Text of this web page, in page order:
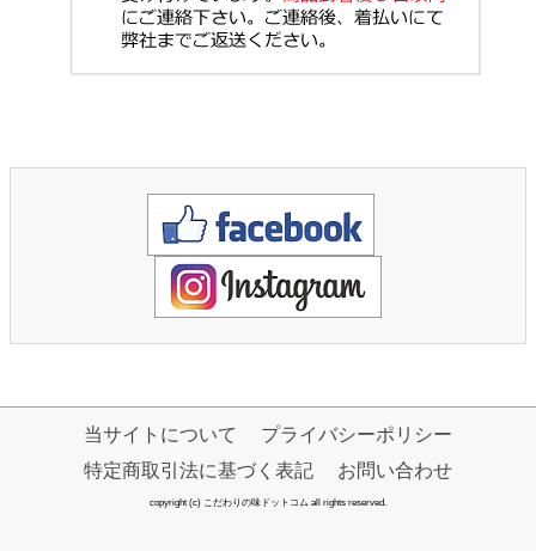
当サイトについて
プライバシーポリシー
特定商取引法に基づく表記
お問い合わせ
copyright (c) こだわりの味ドットコム all rights reserved.